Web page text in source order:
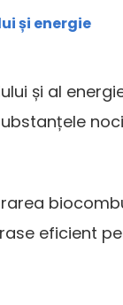
și energie
și al
eficient